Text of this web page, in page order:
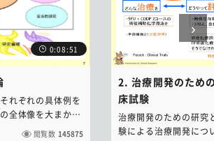
0:08:51
れぞれの具体例を
全体像を大まかに
としています。
閲覧数 145875
2. 治療開発のため
床試験
治療開発のための研究
験による治療開発につ
›